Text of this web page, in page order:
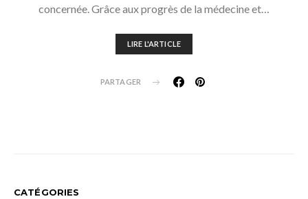
concernée. Grâce aux progrès de la médecine et…
LIRE L'ARTICLE
PARTAGER
CATÉGORIES